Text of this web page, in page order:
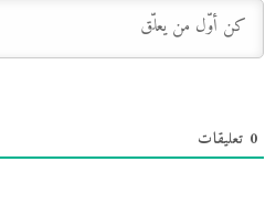
0 تعليقات